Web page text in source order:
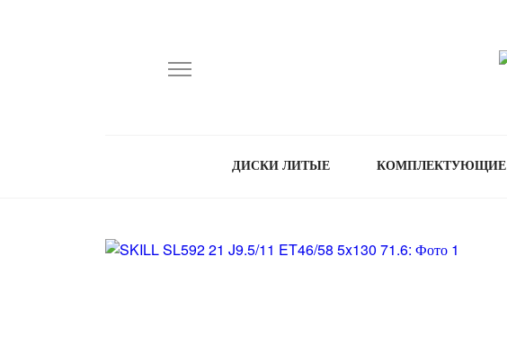
ДИСКИ ЛИТЫЕ КОМПЛЕКТУЮЩИЕ